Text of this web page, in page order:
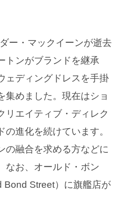
ー・マックイーンが逝去
トンがブランドを継承
ェディングドレスを手掛
集めました。現在はショ
リエイティブ・ディレク
の進化を続けています。
の融合を求める方などに
なお、オールド・ボン
Bond Street）に旗艦店が